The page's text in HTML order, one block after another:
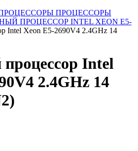
ПРОЦЕССОРЫ
ПРОЦЕССОР INTEL XEON Е5-
Intel Xeon E5-2690V4 2.4GHz 14
Intel
2.4GHz 14